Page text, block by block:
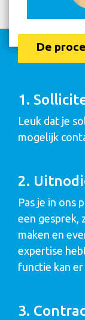
De
1.
Leuk dat je
mogelijk
2.
Pas je in ons
een gesprek,
maken en
expertise
functie kan
3.